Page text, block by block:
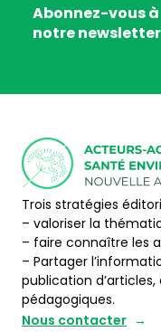
Abonnez-vous à
notre newsletter
Trois stratégies
– valoriser la
– faire connaître les
– Partager
publication
pédagogiques.
Nous contacter